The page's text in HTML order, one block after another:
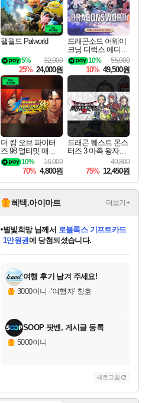
팰월드 Palworld
32,000
5%
25% 24,000원
드래곤소드 어웨이
크닝 디럭스 에디션
DragonSword Awake
ning Deluxe Edition
55,000
10%
10% 49,500원
더 킹 오브 파이터
즈 98 얼티밋 매치
파이널 에디션 THE
KING OF FIGHTER
S 98 ULTIMATE MA
TCH FINAL EDITIO
N
16,000
10%
70% 4,800원
드래곤 퀘스트 몬스
터즈 3 마족 왕자와
엘프의 여행 Dragon
Quest Monsters The
Dark Prince
49,800
75% 12,450원
혜택.아이마트 더보기+
교환.
당첨되셨습니다.
당첨되셨습니다.
당첨되셨습니다.
별빛희망님께서 로블록스 기프트카드
1만원권에 당첨되셨습니다.
당첨되셨습니다.
당첨되셨습니다.
당첨되셨습니다.
당첨되셨습니다.
에디션 (스팀코드) 를 교환.
당첨되셨습니다.
여행 후기 남겨 주세요!
3000이니 ·'여행자' 칭호
SOOP 팟벤, 게시글 등록
5000이니
새로고침